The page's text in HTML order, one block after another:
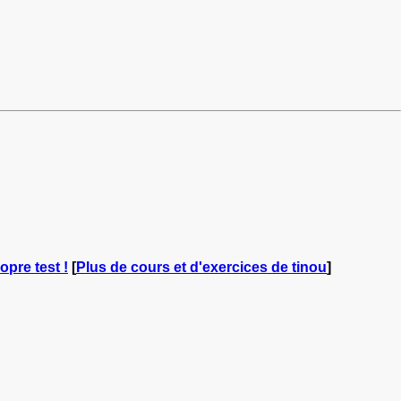
test ! [Plus de cours et d'exercices de tinou]